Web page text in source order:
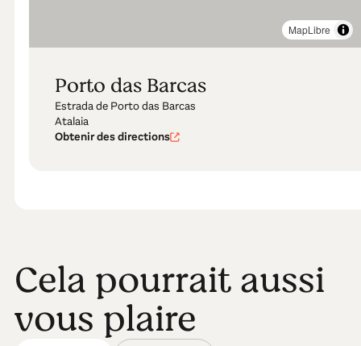
Porto das Barcas
Estrada de Porto das Barcas
Atalaia
Obtenir des directions
MapLibre
Cela pourrait aussi
vous plaire